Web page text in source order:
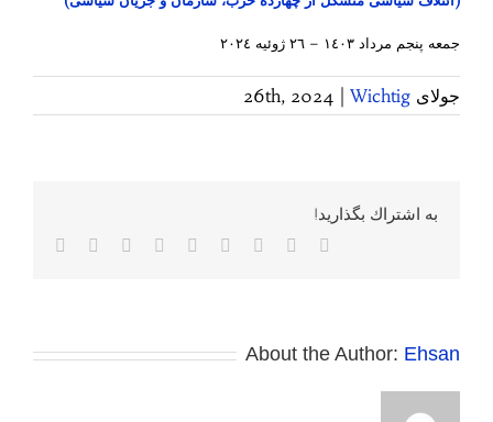
جمعه پنجم مرداد ١٤٠٣ – ٢٦ ژوئيه ٢٠٢٤
جولای 26th, 2024 Wichtig
به اشتراك بگذاريد!
Facebook
Twitter
Reddit
LinkedIn
WhatsApp
Tumblr
Pinterest
About the Author: Ehsan